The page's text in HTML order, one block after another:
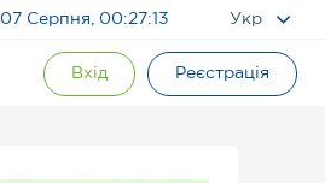
07 Серпня, 00:27:14 Укр
Вхід Реєстрація